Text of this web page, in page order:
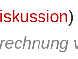
)